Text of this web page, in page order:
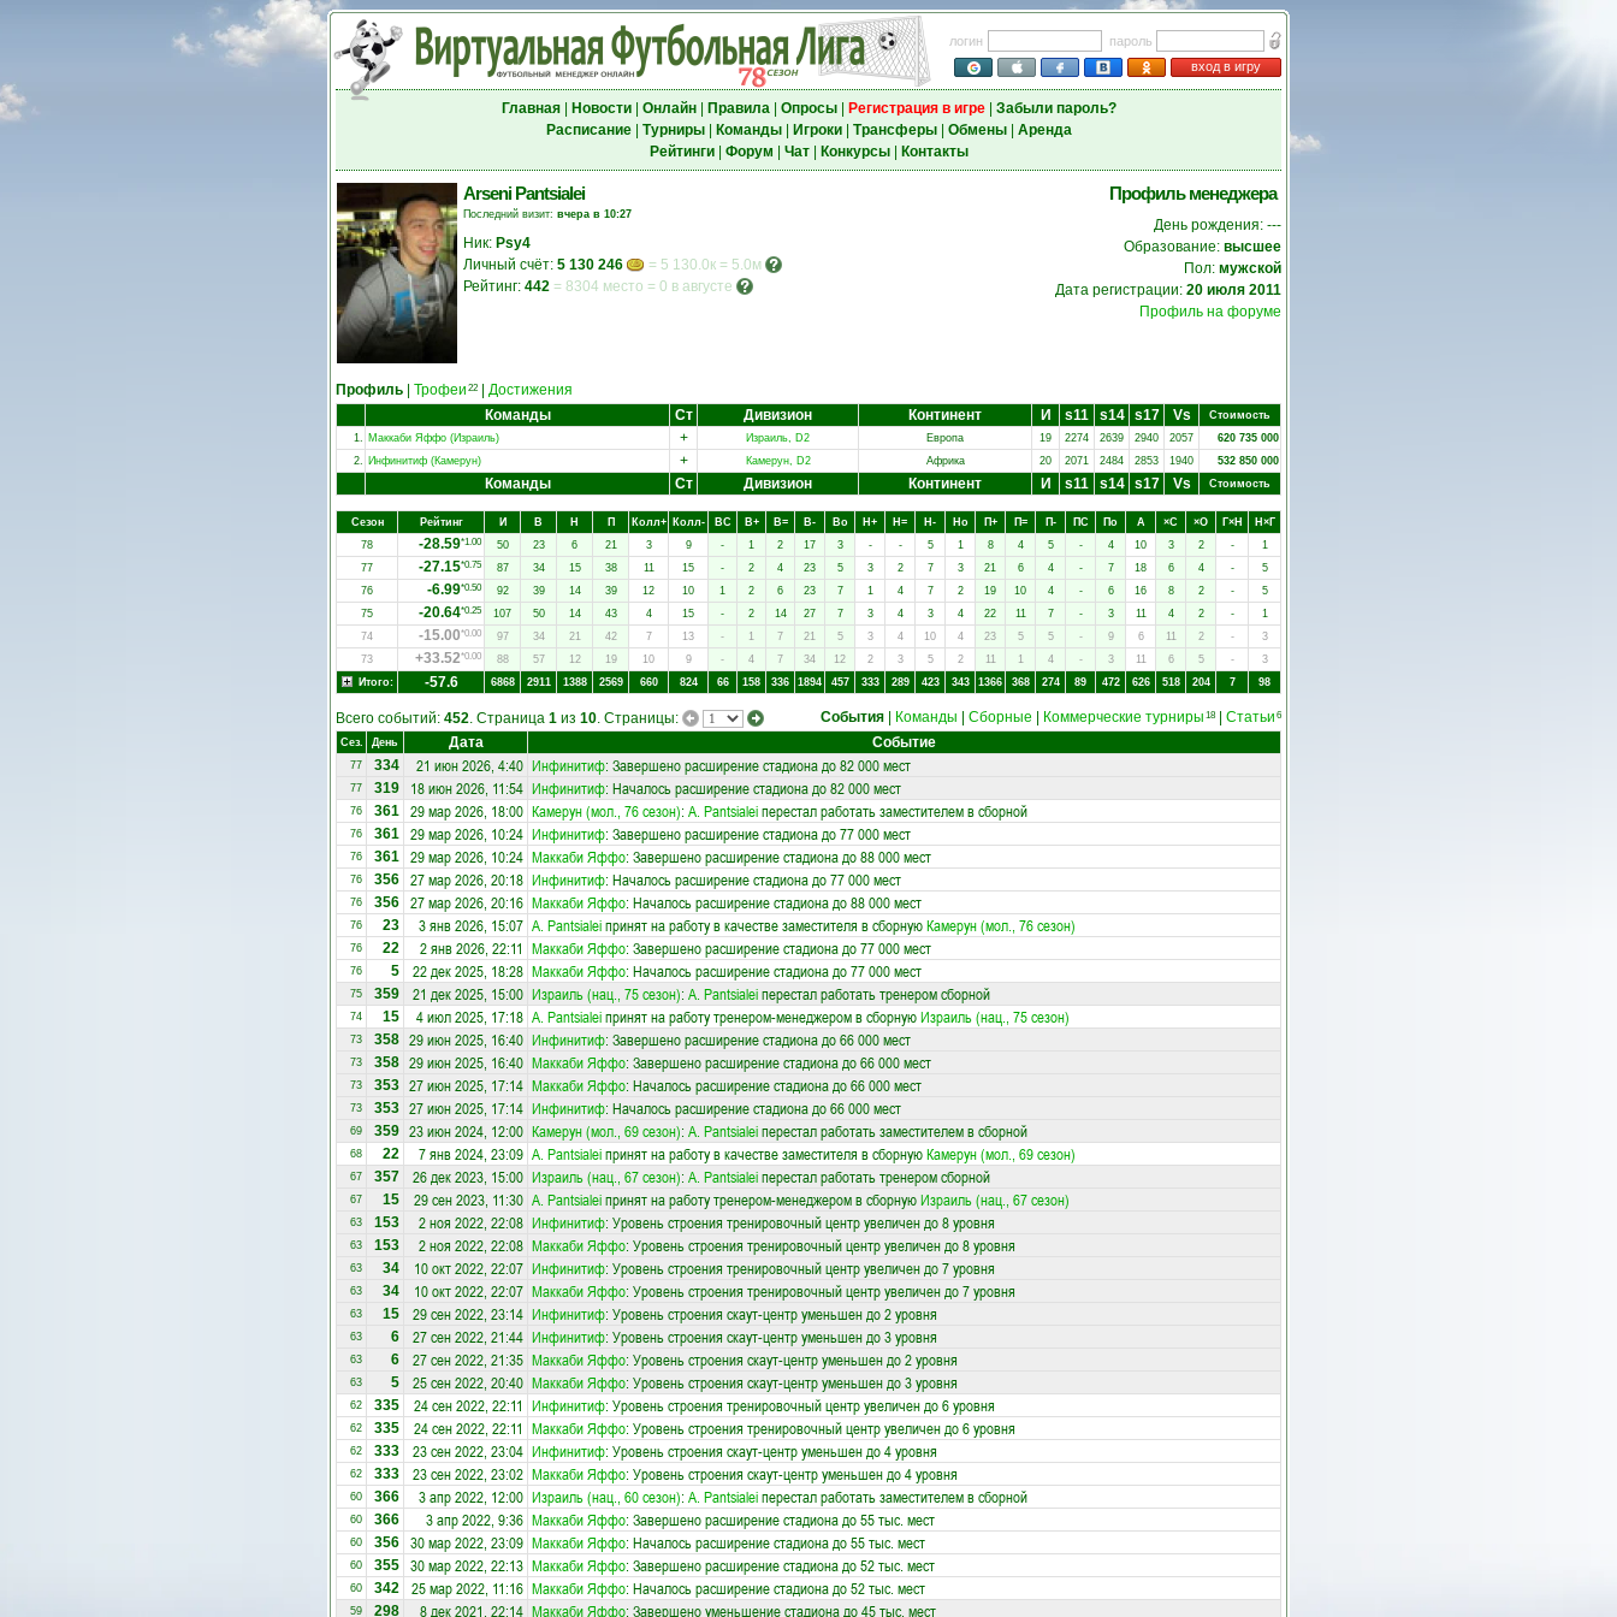
логин
пароль
вход в игру
Главная| Новости| Онлайн| Правила| Опросы| Регистрация в игре| Забыли пароль?
Расписание| Турниры| Команды| Игроки| Трансферы| Обмены| Аренда
Рейтинги| Форум Чат| Конкурсы| Контакты
Arseni Pantsialei
Последний визит: вчера в 10:27
Ник: Psy4
Личный счёт: 5 130 246
= 5 130.0к = 5.0м
Рейтинг: 442 = 8304 место = 0 в августе
Профиль менеджера
День рождения: ---
Образование: высшее
Пол: мужской
Дата регистрации: 20 июля 2011
Профиль на форуме
Профиль Трофеи 22
Достижения
Команды
Ст Дивизион Континент И s11 s14 s17 Vs
Стоимость
1. Маккаби Яффо (Израиль) + Израиль, D2 Европа 19 2274 2639 2940 2057
620 735 000
2. Инфинитиф (Камерун) + Камерун, D2 Африка 20 2071 2484 2853 1940 532 850 000
Команды Ст Дивизион Континент И s11 s14 s17 Vs Стоимость
Сезон Рейтинг И В Н П Колл+ Колл- ВC В+ В= В- Вo Н+ Н= Н- Нo П+ П= П- ПC Пo А ×C ×O Г×Н
Н×Г
78
-28.59*1.00 50 23 6 21 3 9 - 1 2 17 3 - - 5 1 8 4 5 - 4 10 3 2 -
1
77
-27.15*0.75 87 34 15 38 11 15 - 2 4 23 5 3 2 7 3 21 6 4 - 7 18 6 4 -
5
76
-6.99*0.50 92 39 14 39 12 10 1 2 6 23 7 1 4 7 2 19 10 4 - 6 16 8 2 -
5
75
-20.64*0.25 107 50 14 43 4 15 - 2 14 27 7 3 4 3 4 22 11 7 - 3 11 4 2 -
1
74
-15.00*0.00 97 34 21 42 7 13 - 1 7 21 5 3 4 10 4 23 5 5 - 9 6 11 2 -
3
73
+33.52*0.00 88 57 12 19 10 9 - 4 7 34 12 2 3 5 2 11 1 4 - 3 11 6 5 -
3
Итого:
-57.6 6868 2911 1388 2569 660 824 66 158 336 1894 457 333 289 423 343 1366 368 274 89 472 626 518 204 7 98
Всего событий: 452. Страница 1 из 10. Страницы: События Команды Сборные Коммерческие турниры 18 Статьи 6
Сез. День Дата Событие
77 334 21 июн 2026, 4:40 Инфинитиф: Завершено расширение стадиона до 82 000 мест
77 319 18 июн 2026, 11:54 Инфинитиф: Началось расширение стадиона до 82 000 мест
76 361 29 мар 2026, 18:00 Камерун (мол., 76 сезон): A. Pantsialeiперестал работать заместителем в сборной
76 361 29 мар 2026, 10:24 Инфинитиф: Завершено расширение стадиона до 77 000 мест
76 361 29 мар 2026, 10:24 Маккаби Яффо: Завершено расширение стадиона до 88 000 мест
76 356 27 мар 2026, 20:18 Инфинитиф: Началось расширение стадиона до 77 000 мест
76 356 27 мар 2026, 20:16 Маккаби Яффо: Началось расширение стадиона до 88 000 мест
76 23 3 янв 2026, 15:07 A. Pantsialeiпринят на работу в качестве заместителя в сборнуюКамерун (мол., 76 сезон)
76 22 2 янв 2026, 22:11 Маккаби Яффо: Завершено расширение стадиона до 77 000 мест
76 5 22 дек 2025, 18:28 Маккаби Яффо: Началось расширение стадиона до 77 000 мест
75 359 21 дек 2025, 15:00 Израиль (нац., 75 сезон): A. Pantsialeiперестал работать тренером сборной
74 15 4 июл 2025, 17:18 A. Pantsialeiпринят на работу тренером-менеджером в сборнуюИзраиль (нац., 75 сезон)
73 358 29 июн 2025, 16:40 Инфинитиф: Завершено расширение стадиона до 66 000 мест
73 358 29 июн 2025, 16:40 Маккаби Яффо: Завершено расширение стадиона до 66 000 мест
73 353 27 июн 2025, 17:14 Маккаби Яффо: Началось расширение стадиона до 66 000 мест
73 353 27 июн 2025, 17:14 Инфинитиф: Началось расширение стадиона до 66 000 мест
69 359 23 июн 2024, 12:00 Камерун (мол., 69 сезон): A. Pantsialeiперестал работать заместителем в сборной
68 22 7 янв 2024, 23:09 A. Pantsialeiпринят на работу в качестве заместителя в сборнуюКамерун (мол., 69 сезон)
67 357 26 дек 2023, 15:00 Израиль (нац., 67 сезон): A. Pantsialeiперестал работать тренером сборной
67 15 29 сен 2023, 11:30 A. Pantsialeiпринят на работу тренером-менеджером в сборнуюИзраиль (нац., 67 сезон)
63 153 2 ноя 2022, 22:08 Инфинитиф: Уровень строения тренировочный центр увеличен до 8 уровня
63 153 2 ноя 2022, 22:08 Маккаби Яффо: Уровень строения тренировочный центр увеличен до 8 уровня
63 34 10 окт 2022, 22:07 Инфинитиф: Уровень строения тренировочный центр увеличен до 7 уровня
63 34 10 окт 2022, 22:07 Маккаби Яффо: Уровень строения тренировочный центр увеличен до 7 уровня
63 15 29 сен 2022, 23:14 Инфинитиф: Уровень строения скаут-центр уменьшен до 2 уровня
63 6 27 сен 2022, 21:44 Инфинитиф: Уровень строения скаут-центр уменьшен до 3 уровня
63 6 27 сен 2022, 21:35 Маккаби Яффо: Уровень строения скаут-центр уменьшен до 2 уровня
63 5 25 сен 2022, 20:40 Маккаби Яффо: Уровень строения скаут-центр уменьшен до 3 уровня
62 335 24 сен 2022, 22:11 Инфинитиф: Уровень строения тренировочный центр увеличен до 6 уровня
62 335 24 сен 2022, 22:11 Маккаби Яффо: Уровень строения тренировочный центр увеличен до 6 уровня
62 333 23 сен 2022, 23:04 Инфинитиф: Уровень строения скаут-центр уменьшен до 4 уровня
62 333 23 сен 2022, 23:02 Маккаби Яффо: Уровень строения скаут-центр уменьшен до 4 уровня
60 366 3 апр 2022, 12:00 Израиль (нац., 60 сезон): A. Pantsialeiперестал работать заместителем в сборной
60 366 3 апр 2022, 9:36 Маккаби Яффо: Завершено расширение стадиона до 55 тыс. мест
60 356 30 мар 2022, 23:09 Маккаби Яффо: Началось расширение стадиона до 55 тыс. мест
60 355 30 мар 2022, 22:13 Маккаби Яффо: Завершено расширение стадиона до 52 тыс. мест
60 342 25 мар 2022, 11:16 Маккаби Яффо: Началось расширение стадиона до 52 тыс. мест
59 298 8 дек 2021, 22:14 Маккаби Яффо: Завершено уменьшение стадиона до 45 тыс. мест